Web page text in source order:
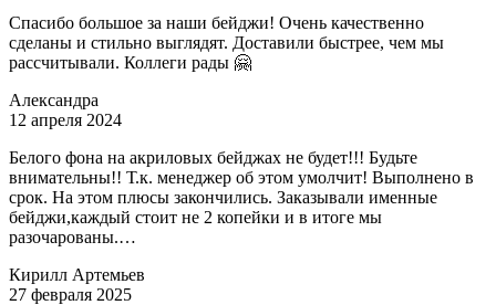
Спасибо большое за наши бейджи! Очень качественно
сделаны и стильно выглядят. Доставили быстрее, чем мы
рассчитывали. Коллеги рады 🤗
Александра
12 апреля 2024
Белого фона на акриловых бейджах не будет!!! Будьте
внимательны!! Т.к. менеджер об этом умолчит! Выполнено в
срок. На этом плюсы закончились. Заказывали именные
бейджи,каждый стоит не 2 копейки и в итоге мы
разочарованы.…
Кирилл Артемьев
27 февраля 2025